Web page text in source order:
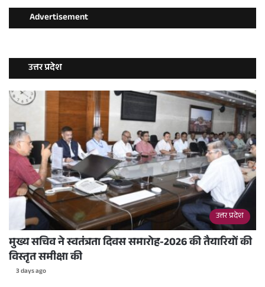
Advertisement
उत्तर प्रदेश
उत्तर प्रदेश
मुख्य सचिव ने स्वतंत्रता दिवस समारोह-2026 की तैयारियों की
विस्तृत समीक्षा की
3 days ago